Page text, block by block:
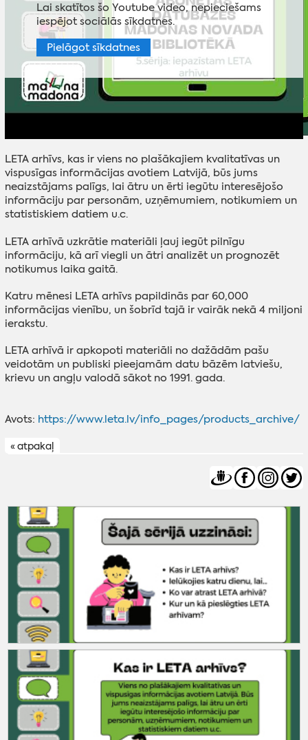
Lai skatītos šo Youtube video, nepieciešams
iespējot sociālās sīkdatnes.
Pielāgot sīkdatnes
LETA arhīvs, kas ir viens no plašākajiem kvalitatīvas un
vispusīgas informācijas avotiem Latvijā, būs jums
neaizstājams palīgs, lai ātru un ērti iegūtu interesējošo
informāciju par personām, uzņēmumiem, notikumiem un
statistiskiem datiem u.c.
LETA arhīvā uzkrātie materiāli ļauj iegūt pilnīgu
informāciju, kā arī viegli un ātri analizēt un prognozēt
notikumus laika gaitā.
Katru mēnesi LETA arhīvs papildinās par 60,000
informācijas vienību, un šobrīd tajā ir vairāk nekā 4 miljoni
ierakstu.
LETA arhīvā ir apkopoti materiāli no dažādām pašu
veidotām un publiski pieejamām datu bāzēm latviešu,
krievu un angļu valodā sākot no 1991. gada.
Avots: https://www.leta.lv/info_pages/products_archive/
« atpakaļ